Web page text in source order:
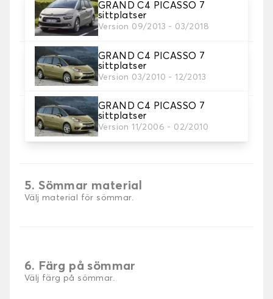
GRAND C4 PICASSO 7
sittplatser
Version 09/2013 - 03/2018
GRAND C4 PICASSO 7
sittplatser
Version 03/2010 - 12/2013
GRAND C4 PICASSO 7
sittplatser
Version 11/2006 - 02/2010
2. Material
Välj material för din bilmatta.
3. uppsättning av mattor
Välj det antal bilmattor du behöver.
4. Färger på mattor
Välj färg på din matta bil.
5. Sömmar material
Välj material för sömmar.
6. Färg på sömmar
Välj färg på sömmar.